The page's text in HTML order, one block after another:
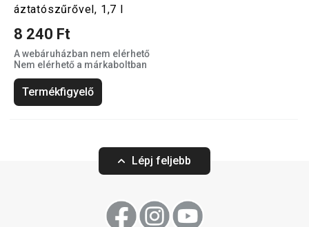
áztatószűrővel, 1,7 l
8 240 Ft
A webáruházban nem elérhető
Nem elérhető a márkaboltban
Termékfigyelő
Lépj feljebb